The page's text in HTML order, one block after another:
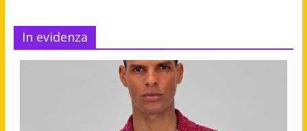
In evidenza